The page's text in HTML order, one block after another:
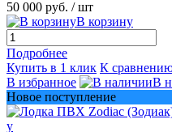
50 000 руб. / шт
В корзину
Подробнее
Купить в 1 клик К
В избранное
В
Новое поступление